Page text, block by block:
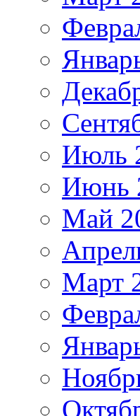
Июль
Июнь
Май
Март